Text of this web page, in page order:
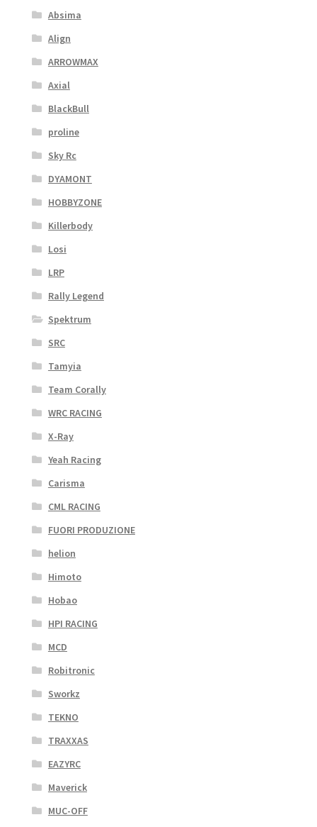
Absima
Align
ARROWMAX
Axial
BlackBull
proline
Sky Rc
DYAMONT
HOBBYZONE
Killerbody
Losi
LRP
Rally Legend
Spektrum
SRC
Tamyia
Team Corally
WRC RACING
X-Ray
Yeah Racing
Carisma
CML RACING
FUORI PRODUZIONE
helion
Himoto
Hobao
HPI RACING
MCD
Robitronic
Sworkz
TEKNO
TRAXXAS
EAZYRC
Maverick
MUC-OFF